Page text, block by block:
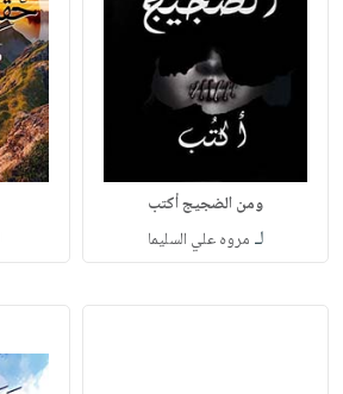
ومن الضجيج أكتب
لـ مروه علي السليما